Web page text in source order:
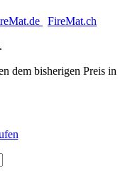
FireMat.ch
dem bisherigen Preis in